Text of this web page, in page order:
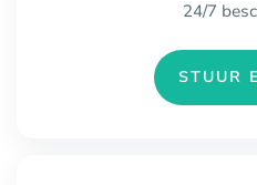
24/7
STUUR